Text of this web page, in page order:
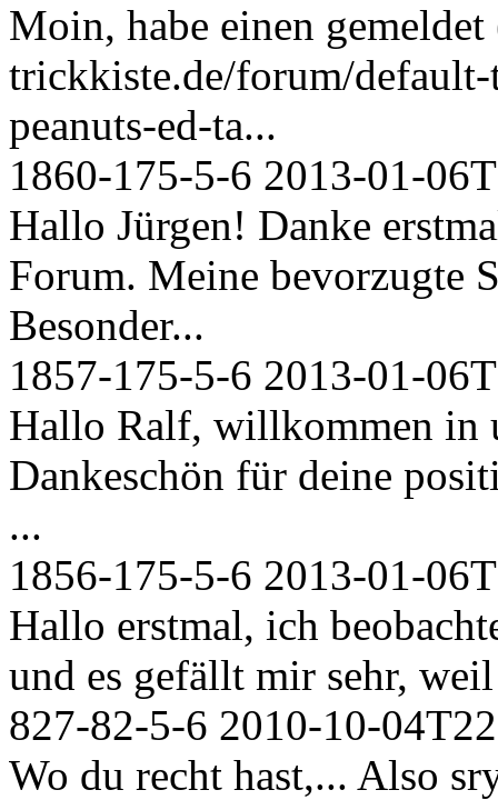
Moin, habe einen
trickkiste.de/forum/
peanuts-ed-ta...
1860-175-5-6 2013-01-
Hallo Jürgen! Danke
Forum. Meine bevorzugte
Besonder...
1857-175-5-6 2013-01-
Hallo Ralf, willkommen in
Dankeschön für deine
...
1856-175-5-6 2013-01-
Hallo erstmal, ich
und es gefällt mir sehr,
827-82-5-6 2010-10-
Wo du recht hast,... Also